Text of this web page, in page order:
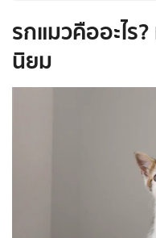
รกแมวคืออะไร
นิยม